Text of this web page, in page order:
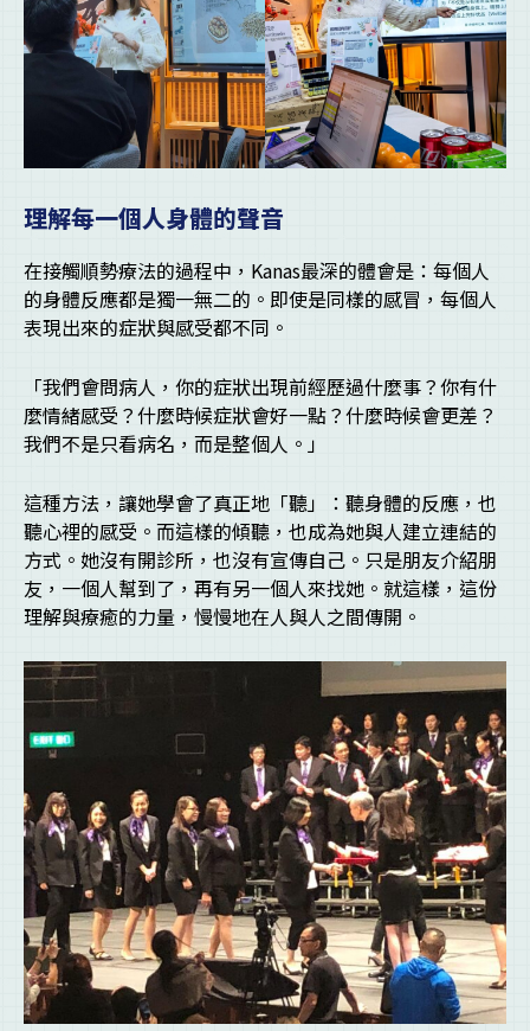
理解每一個人身體的聲音
在接觸順勢療法的過程中，Kanas最深的體會是：每個人
的身體反應都是獨一無二的。即使是同樣的感冒，每個人
表現出來的症狀與感受都不同。
「我們會問病人，你的症狀出現前經歷過什麼事？你有什
麼情緒感受？什麼時候症狀會好一點？什麼時候會更差？
我們不是只看病名，而是整個人。」
這種方法，讓她學會了真正地「聽」：聽身體的反應，也
聽心裡的感受。而這樣的傾聽，也成為她與人建立連結的
方式。她沒有開診所，也沒有宣傳自己。只是朋友介紹朋
友，一個人幫到了，再有另一個人來找她。就這樣，這份
理解與療癒的力量，慢慢地在人與人之間傳開。